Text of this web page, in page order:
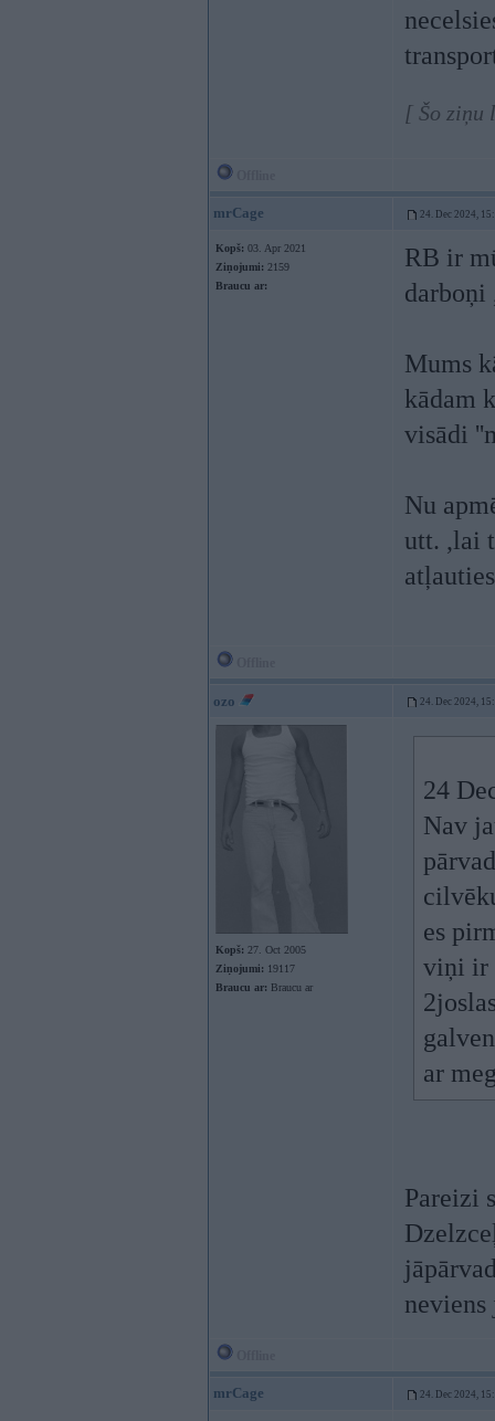
[ Šo ziņu
mrCage 24. Dec 2024,
Kopš: 03. Apr 2021
Ziņojumi: 2159
Braucu ar:
RB ir
darboņi
Mums
kādam
visādi
Nu
utt. ,lai
ozo 24. Dec 2024,
Kopš: 27. Oct 2005
Ziņojumi: 19117
Braucu ar: Braucu ar
24
Nav
es
viņi ir
ar
Pareizi
mrCage 24. Dec 2024,